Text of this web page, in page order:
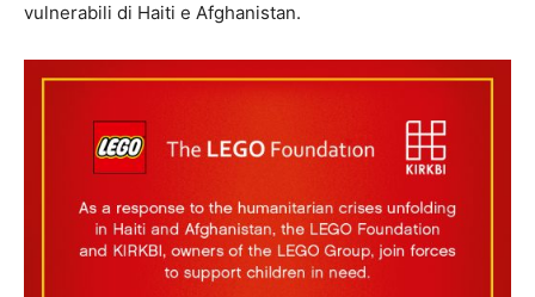
vulnerabili di Haiti e Afghanistan.